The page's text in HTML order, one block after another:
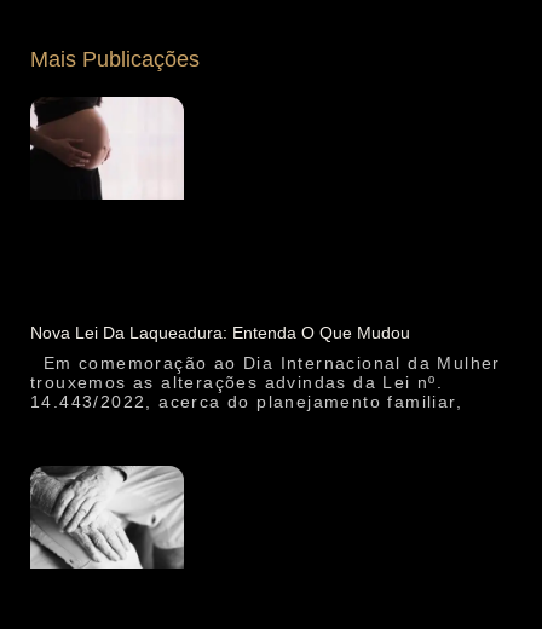
Mais Publicações
Nova Lei Da Laqueadura: Entenda O Que Mudou
Em comemoração ao Dia Internacional da Mulher
trouxemos as alterações advindas da Lei nº.
14.443/2022, acerca do planejamento familiar,